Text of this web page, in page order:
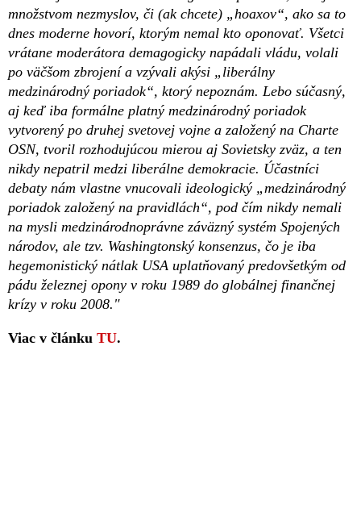
množstvom nezmyslov, či (ak chcete) „hoaxov“, ako sa to
dnes moderne hovorí, ktorým nemal kto oponovať. Všetci
vrátane moderátora demagogicky napádali vládu, volali
po väčšom zbrojení a vzývali akýsi „liberálny
medzinárodný poriadok“, ktorý nepoznám. Lebo súčasný,
aj keď iba formálne platný medzinárodný poriadok
vytvorený po druhej svetovej vojne a založený na Charte
OSN, tvoril rozhodujúcou mierou aj Sovietsky zväz, a ten
nikdy nepatril medzi liberálne demokracie. Účastníci
debaty nám vlastne vnucovali ideologický „medzinárodný
poriadok založený na pravidlách“, pod čím nikdy nemali
na mysli medzinárodnoprávne záväzný systém Spojených
národov, ale tzv. Washingtonský konsenzus, čo je iba
hegemonistický nátlak USA uplatňovaný predovšetkým od
pádu železnej opony v roku 1989 do globálnej finančnej
krízy v roku 2008."
Viac v článku TU.